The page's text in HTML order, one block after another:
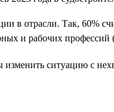
в отрасли. Так, 60%
и рабочих
ситуацию с